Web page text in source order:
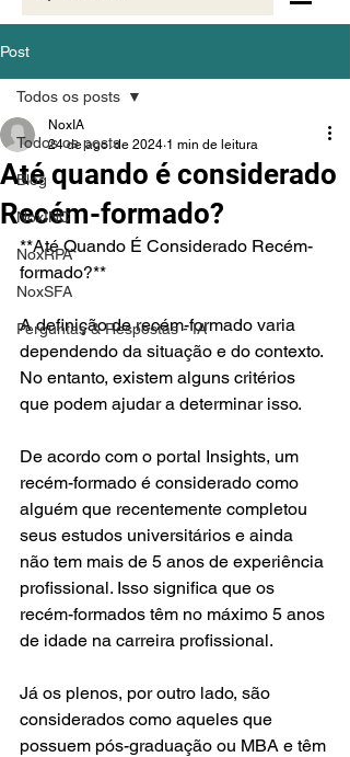
Post
Todos os posts
Blog
NoxINC
NoxRPA
NoxSFA
Perguntas & Respostas - IA
Todos os posts
Até quando é considerado
Recém-formado?
NoxIA
24 de ago. de 2024 1 min de leitura
**Até Quando É Considerado Recém-
formado?**
A definição de recém-formado varia
dependendo da situação e do contexto.
No entanto, existem alguns critérios
que podem ajudar a determinar isso.
De acordo com o portal Insights, um
recém-formado é considerado como
alguém que recentemente completou
seus estudos universitários e ainda
não tem mais de 5 anos de experiência
profissional. Isso significa que os
recém-formados têm no máximo 5 anos
de idade na carreira profissional.
Já os plenos, por outro lado, são
considerados como aqueles que
possuem pós-graduação ou MBA e têm